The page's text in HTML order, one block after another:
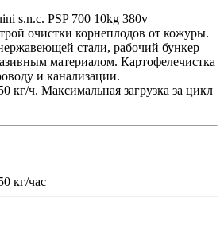
s.n.c. PSP 700 10kg 380v
очистки корнеплодов от кожуры.
стали, рабочий бункер
материалом. Картофелечистка
и канализации.
кг/ч. Максимальная загрузка за цикл
кг/час